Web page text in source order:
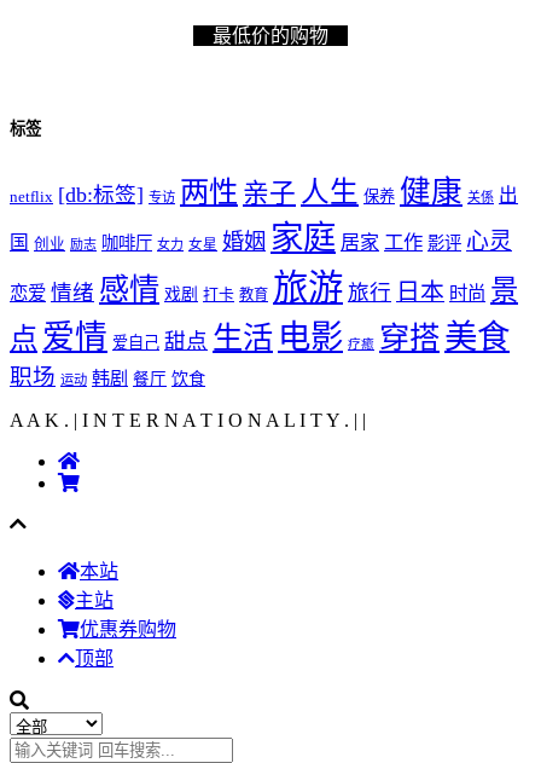
最低价的购物
标签
netflix [db:标签] 专访 两性 亲子 人生 保养 健康 关係 出
国 创业 励志 咖啡厅 女力 女星 婚姻 家庭 居家 工作 影评 心灵
恋爱 情绪 感情 戏剧 打卡 教育 旅游 旅行 日本 时尚 景
点 爱情 爱自己 甜点 生活 电影 疗癒 穿搭美食
职场 运动 韩剧 餐厅 饮食
A A K . | I N T E R N A T I O N A L I T Y . | |
本站
主站
优惠券购物
顶部